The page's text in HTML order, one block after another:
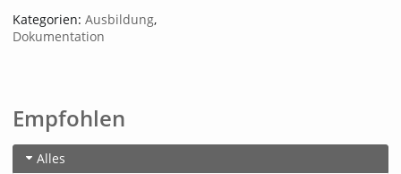
Kategorien: Ausbildung,
Dokumentation
Empfohlen
Alles